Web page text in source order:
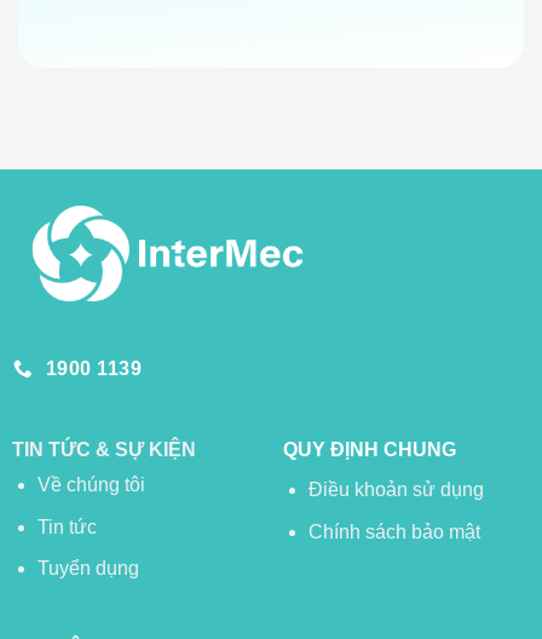
1900 1139
TIN TỨC & SỰ KIỆN
Về chúng tôi
Tin tức
Tuyển dụng
QUY ĐỊNH CHUNG
Điều khoản sử dụng
Chính sách bảo mật